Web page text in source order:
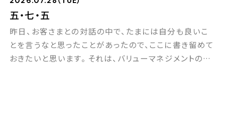
とは、「パンの生産数を増やすこと」。 ・パンの生産数の増
加＝「労働人口の増加」×「労働生産性の向上」。 改めて
以上の点を […]
五・七・五
昨日、お客さまとの対話の中で、たまには自分も良いこ
とを言うなと思ったことがあったので、ここに書き留めて
おきたいと思います。 それは、バリューマネジメントの資